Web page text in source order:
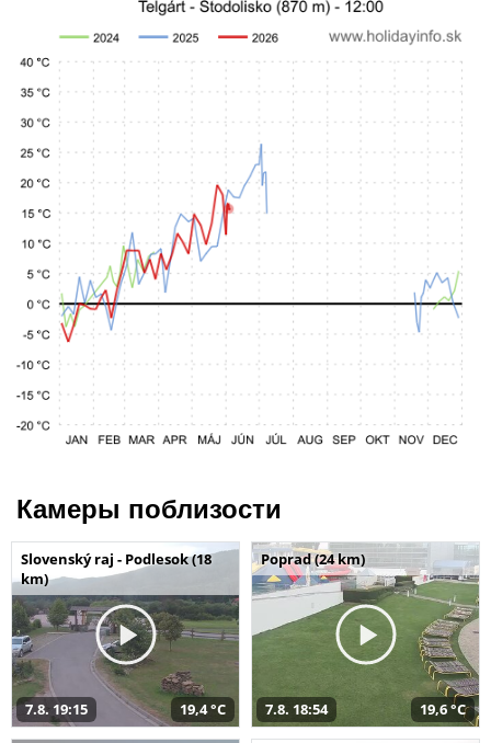
Камеры поблизости
Slovenský raj - Podlesok (18
km)
7.8. 19:15 19,4 °C
Poprad (24 km)
7.8. 18:54 19,6 °C